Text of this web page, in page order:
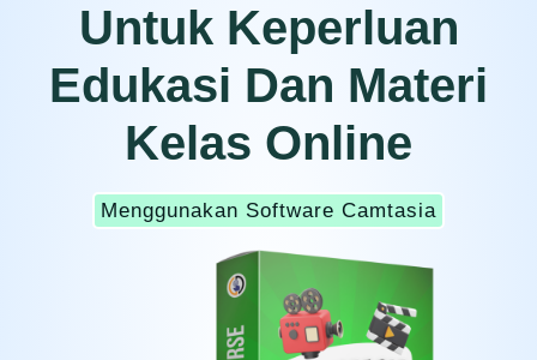
Untuk Keperluan
Edukasi Dan Materi
Kelas Online
Menggunakan Software Camtasia